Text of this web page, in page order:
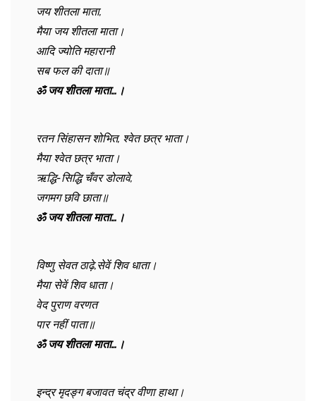
जय शीतला माता,
मैया जय शीतला माता।
आदि ज्योति महारानी
सब फल की दाता॥
ॐ जय शीतला माता…।
रतन सिंहासन शोभित, श्वेत छत्र भाता।
मैया श्वेत छत्र भाता।
ऋद्धि-सिद्धि चँवर डोलावे,
जगमग छवि छाता॥
ॐ जय शीतला माता…।
विष्णु सेवत ठाढ़े,सेवें शिव धाता।
मैया सेवें शिव धाता।
वेद पुराण वरणत
पार नहीं पाता॥
ॐ जय शीतला माता…।
इन्द्र मृदङ्ग बजावत चंद्र वीणा हाथा।